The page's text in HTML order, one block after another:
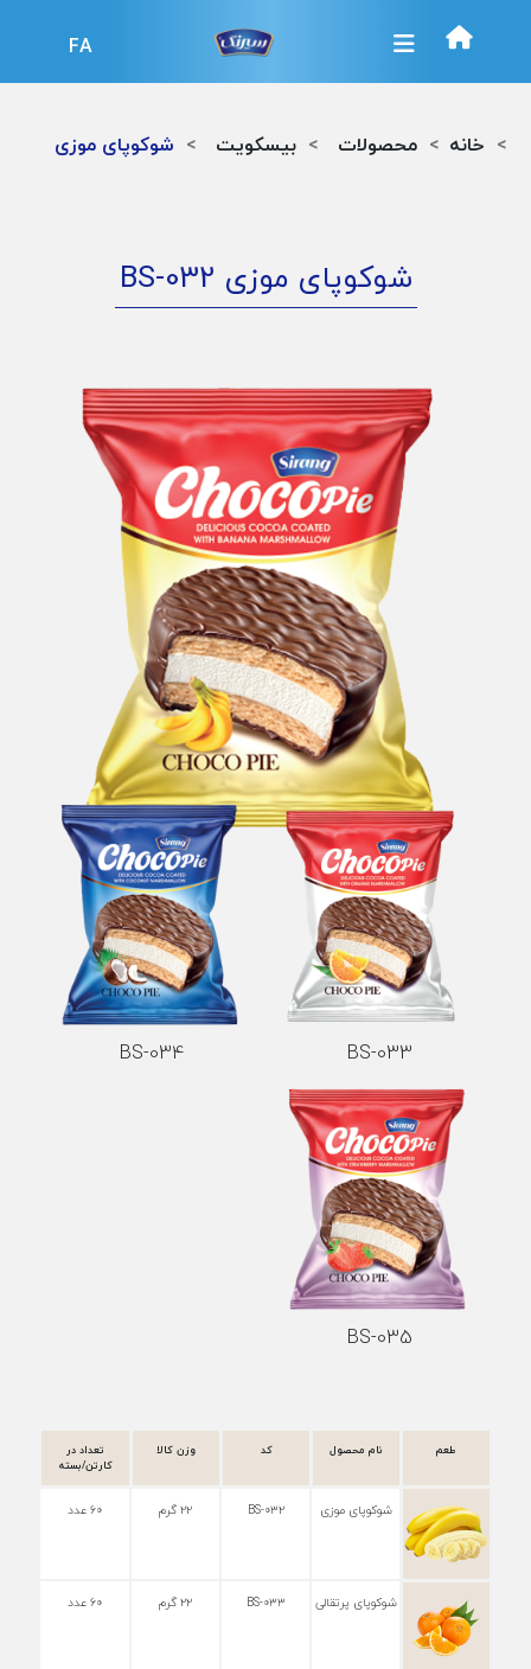
FA
خانه محصولات بیسکویت شوکوپای موزی
شوکوپای موزی BS-032
BS-033
BS-034
BS-035
طعم نام محصول کد وزن کالا
تعداد در
کارتن/بسته
شوکوپای موزی BS-۰۳۲ ۲۲ گرم ۶۰ عدد
شوکوپای پرتقالی BS-۰۳۳ ۲۲ گرم ۶۰ عدد